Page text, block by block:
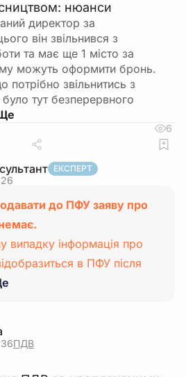
нюанси
директор за
він звільнився з
та має ще 1 місто за
можуть оформити бронь.
звільнитись з
тут безперервного
6
ЕКСПЕРТ
до ПФУ заяву про
випадку інформація про
в ПФУ після
ПДВ